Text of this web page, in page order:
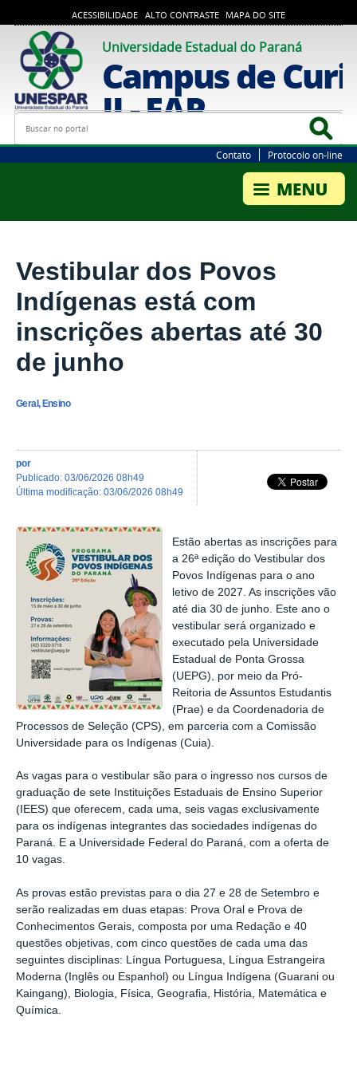
ACESSIBILIDADE ALTO CONTRASTE MAPA DO SITE
Universidade Estadual do Paraná
Campus de
II - FAP
Busca
Contato Protocolo on-line
Vestibular dos Povos
Indígenas está com
inscrições abertas até 30
de junho
Geral, Ensino
por
publicado: 03/06/2026 08h49
última modificação: 03/06/2026 08h49
Estão abertas as inscrições para
a 26ª edição do Vestibular dos
Povos Indígenas para o ano
letivo de 2027. As inscrições vão
até dia 30 de junho. Este ano o
vestibular será organizado e
executado pela Universidade
Estadual de Ponta Grossa
(UEPG), por meio da Pró-
Reitoria de Assuntos Estudantis
(Prae) e da Coordenadoria de
Processos de Seleção (CPS), em parceria com a Comissão
Universidade para os Indígenas (Cuia).
As vagas para o vestibular são para o ingresso nos cursos de
graduação de sete Instituições Estaduais de Ensino Superior
(IEES) que oferecem, cada uma, seis vagas exclusivamente
para os indígenas integrantes das sociedades indígenas do
Paraná. E a Universidade Federal do Paraná, com a oferta de
10 vagas.
As provas estão previstas para o dia 27 e 28 de Setembro e
serão realizadas em duas etapas: Prova Oral e Prova de
Conhecimentos Gerais, composta por uma Redação e 40
questões objetivas, com cinco questões de cada uma das
seguintes disciplinas: Língua Portuguesa, Língua Estrangeira
Moderna (Inglês ou Espanhol) ou Língua Indígena (Guarani ou
Kaingang), Biologia, Física, Geografia, História, Matemática e
Química.